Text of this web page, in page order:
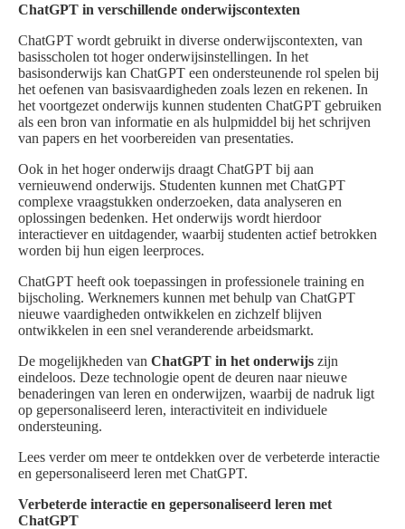
ChatGPT in verschillende onderwijscontexten
ChatGPT wordt gebruikt in diverse onderwijscontexten, van
basisscholen tot hoger onderwijsinstellingen. In het
basisonderwijs kan ChatGPT een ondersteunende rol spelen bij
het oefenen van basisvaardigheden zoals lezen en rekenen. In
het voortgezet onderwijs kunnen studenten ChatGPT gebruiken
als een bron van informatie en als hulpmiddel bij het schrijven
van papers en het voorbereiden van presentaties.
Ook in het hoger onderwijs draagt ChatGPT bij aan
vernieuwend onderwijs. Studenten kunnen met ChatGPT
complexe vraagstukken onderzoeken, data analyseren en
oplossingen bedenken. Het onderwijs wordt hierdoor
interactiever en uitdagender, waarbij studenten actief betrokken
worden bij hun eigen leerproces.
ChatGPT heeft ook toepassingen in professionele training en
bijscholing. Werknemers kunnen met behulp van ChatGPT
nieuwe vaardigheden ontwikkelen en zichzelf blijven
ontwikkelen in een snel veranderende arbeidsmarkt.
De mogelijkheden van ChatGPT in het onderwijs zijn
eindeloos. Deze technologie opent de deuren naar nieuwe
benaderingen van leren en onderwijzen, waarbij de nadruk ligt
op gepersonaliseerd leren, interactiviteit en individuele
ondersteuning.
Lees verder om meer te ontdekken over de verbeterde interactie
en gepersonaliseerd leren met ChatGPT.
Verbeterde interactie en gepersonaliseerd leren met
ChatGPT